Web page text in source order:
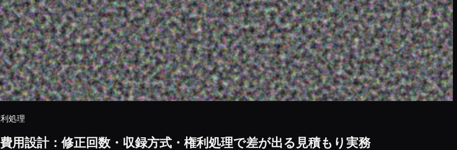
処理
用設計：修正回数・収録方式・権利処理で差が出る見積もり実務